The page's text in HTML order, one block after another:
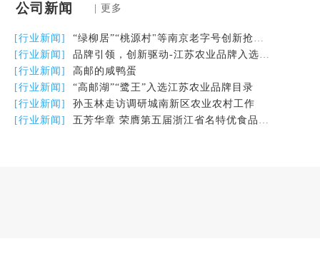
公司新闻 | 更多
[行业新闻]
“绿柳居”“桃源村"等南京老字号创新抢市场
[行业新闻]
品牌引领，创新驱动-江苏农业品牌入选国家精品计划再创新高
[行业新闻]
高邮的咸鸭蛋
[行业新闻]
“高邮湖”“鹭王”入选江苏农业品牌目录
[行业新闻]
孙玉林走访调研城南新区农业农村工作
[行业新闻]
五芳华章 荣膺第五届浙江省名特优食品称号